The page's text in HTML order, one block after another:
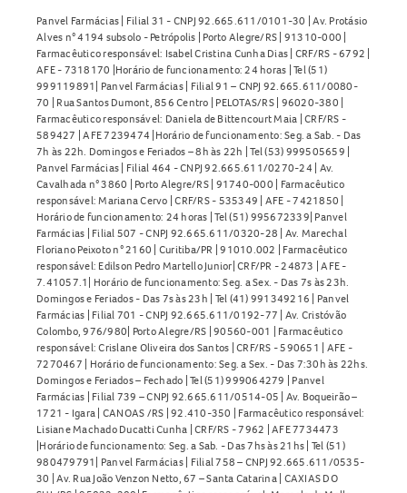
Panvel Farmácias | Filial 31 - CNPJ 92.665.611/0101-30 | Av. Protásio
Alves n° 4194 subsolo - Petrópolis | Porto Alegre/RS | 91310-000 |
Farmacêutico responsável: Isabel Cristina Cunha Dias | CRF/RS - 6792 |
AFE - 7318170 |Horário de funcionamento: 24 horas | Tel (51)
999119891| Panvel Farmácias | Filial 91 – CNPJ 92.665.611/0080-
70 | Rua Santos Dumont, 856 Centro | PELOTAS/RS | 96020-380 |
Farmacêutico responsável: Daniela de Bittencourt Maia | CRF/RS -
589427 | AFE 7239474 |Horário de funcionamento: Seg. a Sab. - Das
7h às 22h. Domingos e Feriados – 8h às 22h | Tel (53) 999505659 |
Panvel Farmácias | Filial 464 - CNPJ 92.665.611/0270-24 | Av.
Cavalhada n° 3860 | Porto Alegre/RS | 91740-000 | Farmacêutico
responsável: Mariana Cervo | CRF/RS - 535349 | AFE - 7421850 |
Horário de funcionamento: 24 horas | Tel (51) 995672339| Panvel
Farmácias | Filial 507 - CNPJ 92.665.611/0320-28 | Av. Marechal
Floriano Peixoto n° 2160 | Curitiba/PR | 91010.002 | Farmacêutico
responsável: Edilson Pedro Martello Junior| CRF/PR - 24873 | AFE -
7.41057.1| Horário de funcionamento: Seg. a Sex. - Das 7s às 23h.
Domingos e Feriados - Das 7s às 23h | Tel (41) 991349216 | Panvel
Farmácias | Filial 701 - CNPJ 92.665.611/0192-77 | Av. Cristóvão
Colombo, 976/980| Porto Alegre/RS | 90560-001 | Farmacêutico
responsável: Crislane Oliveira dos Santos | CRF/RS - 590651 | AFE -
7270467 | Horário de funcionamento: Seg. a Sex. - Das 7:30h às 22hs.
Domingos e Feriados – Fechado | Tel (51) 999064279 | Panvel
Farmácias | Filial 739 – CNPJ 92.665.611/0514-05 | Av. Boqueirão –
1721 - Igara | CANOAS /RS | 92.410-350 | Farmacêutico responsável:
Lisiane Machado Ducatti Cunha | CRF/RS - 7962 | AFE 7734473
|Horário de funcionamento: Seg. a Sab. - Das 7hs às 21hs | Tel (51)
980479791| Panvel Farmácias | Filial 758 – CNPJ 92.665.611/0535-
30 | Av. Rua João Venzon Netto, 67 – Santa Catarina | CAXIAS DO